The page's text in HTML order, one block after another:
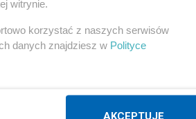
witrynie.
korzystać z naszych serwisów
danych znajdziesz w Polityce
AKCEPTUJĘ